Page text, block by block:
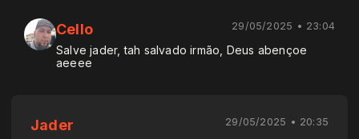
Cello 29/05/2025 • 23:04
Salve jader, tah salvado irmão, Deus abençoe
aeeee
Jader 29/05/2025 • 20:35